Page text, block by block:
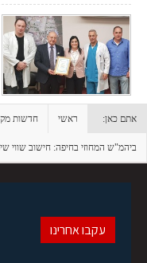
אתם כאן: ראשי חדשות
ביהמ"ש המחוזי בחיפה: חישוב שווי
עקבו אחרינו